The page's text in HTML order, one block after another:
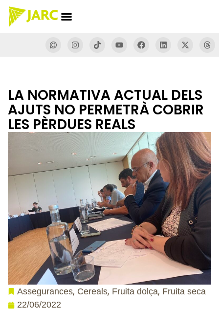
LA NORMATIVA ACTUAL DELS
AJUTS NO PERMETRÀ COBRIR
LES PÈRDUES REALS
Assegurances, Cereals, Fruita dolça, Fruita seca
22/06/2022